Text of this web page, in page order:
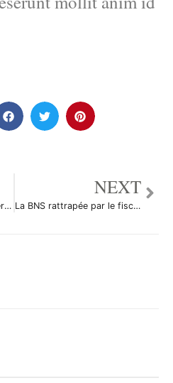
Fiche technique MetaTrader Mt4 Mt5
NEXT
La BNS rattrapée par le fisc suisse